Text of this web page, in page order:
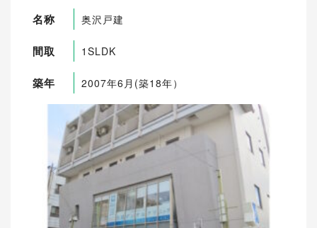
名称 奥沢戸建
間取 1SLDK
築年 2007年6月(築18年）